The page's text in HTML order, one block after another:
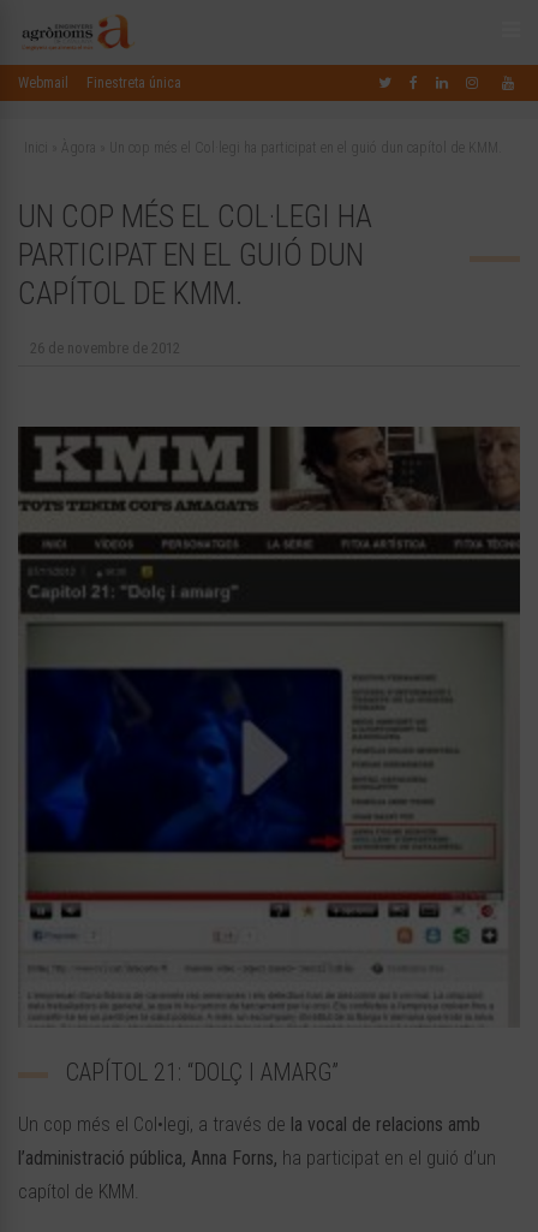
Webmail Finestreta única
Inici Àgora Un cop més el Col·legi ha participat en el guió dun capítol de KMM.
UN COP MÉS EL COL·LEGI HA
PARTICIPAT EN EL GUIÓ DUN
CAPÍTOL DE KMM.
26 de novembre de 2012
CAPÍTOL 21: “DOLÇ I AMARG”
Un cop més el Col•legi, a través de la vocal de relacions amb
l’administració pública, Anna Forns, ha participat en el guió d’un
capítol de KMM.